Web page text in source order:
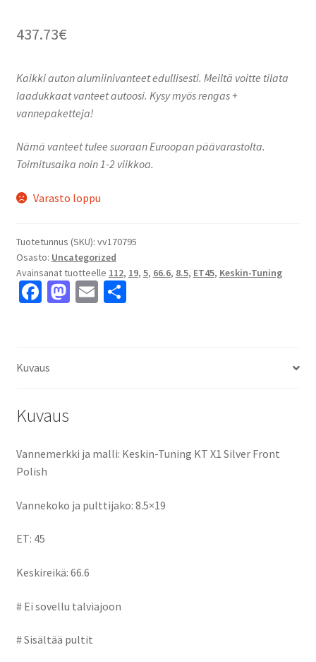
437.73€
Kaikki auton alumiinivanteet edullisesti. Meiltä voitte tilata
laadukkaat vanteet autoosi. Kysy myös rengas +
vannepaketteja!
Nämä vanteet tulee suoraan Euroopan päävarastolta.
Toimitusaika noin 1-2 viikkoa.
Varasto loppu
Tuotetunnus (SKU): vv170795
Osasto: Uncategorized
Avainsanat tuotteelle 112, 19, 5, 66.6, 8.5, ET45, Keskin-Tuning
Fa
o
M E S
Kuvaus
Kuvaus
Vannemerkki ja malli: Keskin-Tuning KT X1 Silver Front
Polish
Vannekoko ja pulttijako: 8.5×19
ET: 45
Keskireikä: 66.6
# Ei sovellu talviajoon
# Sisältää pultit